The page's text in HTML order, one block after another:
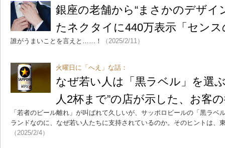
銀座の老舗から“まさかのデザ
たネクタイに440万表示「センス
誰がうまいことを言えと……！ （2025/2/11）
火曜日に「へえ」な話：
なぜ若い人は「黒ラベル」を選
人2杯まで”の店が示した、お客
「若者のビール離れ」が叫ばれて久しいが、サッポロビールの「黒ラベ
ランドなのに、なぜ若い人たちに支持されているのか。そのヒントは
（2025/2/4）